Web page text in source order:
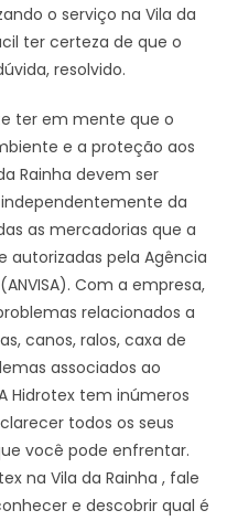
o serviço na Vila da
ter certeza de que o
resolvido.
ter em mente que o
e a proteção aos
Rainha devem ser
da
as mercadorias que a
autorizadas pela Agência
Com a empresa,
relacionados a
canos, ralos, caxa de
associados ao
Hidrotex tem inúmeros
todos os seus
você pode enfrentar.
na Vila da Rainha , fale
e descobrir qual é